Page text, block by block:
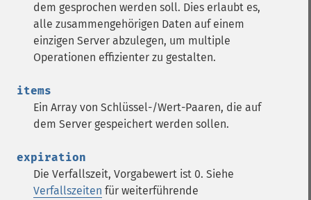
dem gesprochen werden soll. Dies erlaubt es,
alle zusammengehörigen Daten auf einem
einzigen Server abzulegen, um multiple
Operationen effizienter zu gestalten.
items
Ein Array von Schlüssel-/Wert-Paaren, die auf
dem Server gespeichert werden sollen.
expiration
Die Verfallszeit, Vorgabewert ist 0. Siehe
Verfallszeiten für weiterführende